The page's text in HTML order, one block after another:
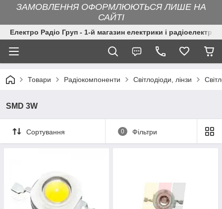
ЗАМОВЛЕННЯ ОФОРМЛЮЮТЬСЯ ЛИШЕ НА
САЙТІ
Електро Радіо Груп - 1-й магазин електрики і
Товари Радіокомпоненти Світлодіоди, лінзи
SMD 3W
Сортування 0 Фільтри